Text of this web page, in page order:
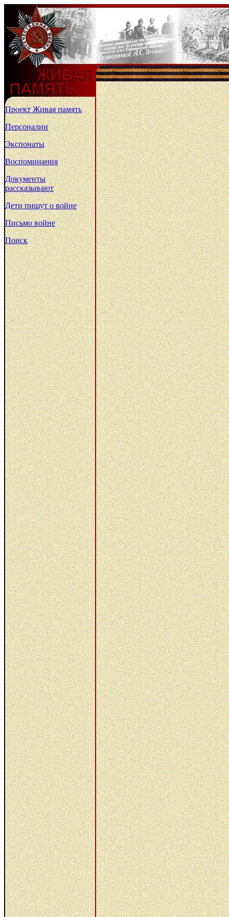
Проект Живая память
Персоналии
Экспонаты
Воспоминания
Документы
рассказывают
Дети пишут о войне
Письмо войне
Поиск